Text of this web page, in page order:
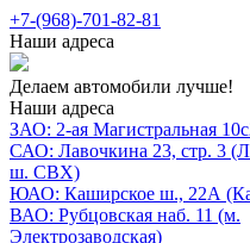
+7-(968)-701-82-81
Наши адреса
Делаем автомобили лучше!
Наши адреса
ЗАО: 2-ая Магистральная
САО: Лавочкина 23, стр. 3
ш. СВХ)
ЮАО: Каширское ш., 22А
ВАО: Рубцовская наб. 11 (м.
Электрозаводская)